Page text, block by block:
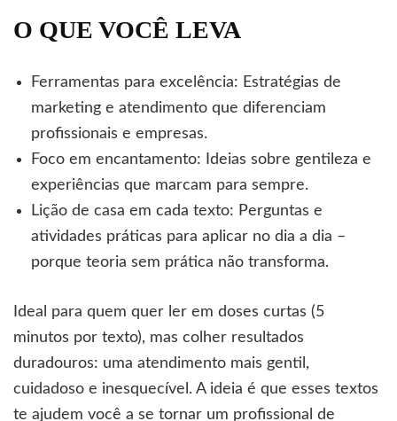
O QUE VOCÊ LEVA
Ferramentas para excelência: Estratégias de
marketing e atendimento que diferenciam
profissionais e empresas.
Foco em encantamento: Ideias sobre gentileza e
experiências que marcam para sempre.
Lição de casa em cada texto: Perguntas e
atividades práticas para aplicar no dia a dia –
porque teoria sem prática não transforma.
Ideal para quem quer ler em doses curtas (5
minutos por texto), mas colher resultados
duradouros: uma atendimento mais gentil,
cuidadoso e inesquecível. A ideia é que esses textos
te ajudem você a se tornar um profissional de